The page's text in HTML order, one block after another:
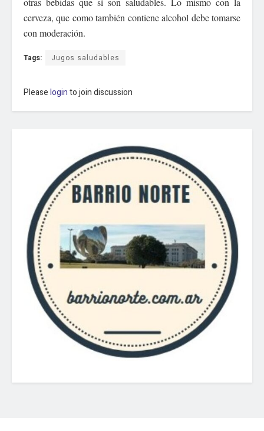
cerveza, que como también contiene alcohol debe tomarse
con moderación.
Tags: Jugos saludables
Pleaseloginto join discussion